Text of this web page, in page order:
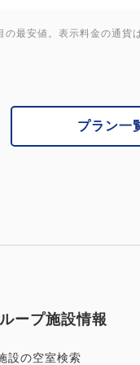
最安値。表示料金の通貨
プラン一
ープ施設情報
設の空室検索